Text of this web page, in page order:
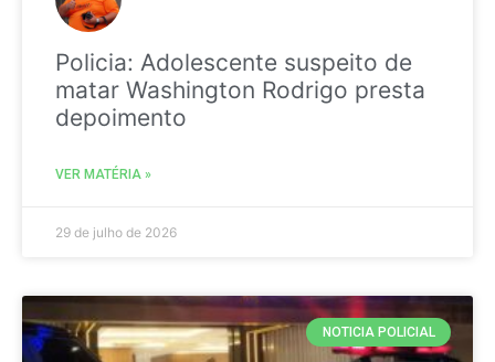
Policia: Adolescente suspeito de
matar Washington Rodrigo presta
depoimento
VER MATÉRIA »
29 de julho de 2026
NOTICIA POLICIAL